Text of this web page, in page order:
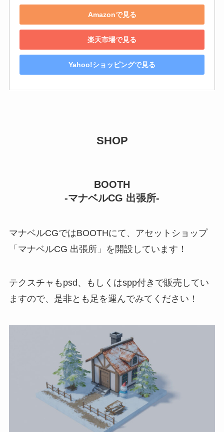
Amazonで見る
楽天市場で見る
Yahoo!ショッピングで見る
SHOP
BOOTH
-マナベルCG 出張所-
マナベルCGではBOOTHにて、アセットショップ
「マナベルCG 出張所」を開設しています！
テクスチャもpsd、もしくはspp付きで販売してい
ますので、是非とも足を運んでみてください！